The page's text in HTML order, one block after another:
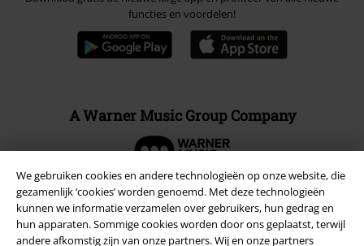
We gebruiken cookies en andere technologieën op onze website, die
gezamenlijk ‘cookies’ worden genoemd. Met deze technologieën
kunnen we informatie verzamelen over gebruikers, hun gedrag en
hun apparaten. Sommige cookies worden door ons geplaatst, terwijl
andere afkomstig zijn van onze partners. Wij en onze partners
functies en voordelen!
A Warner Music Group Company
Beveiliging